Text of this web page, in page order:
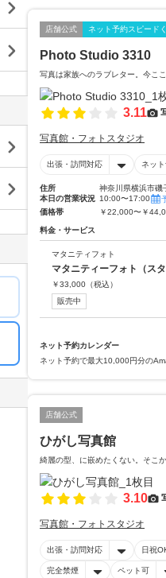
店舗公式 ネット予約スピード
Photo Studio 3310
写真は家族へのラブレター。今こ
3.11
写真館・フォトスタジオ
出張・訪問対応 ネッ
住所
神奈川県横浜市磯
本日の営業状況 10:00〜17:00
価格帯
￥22,000〜￥
料金・サービス
マタニティフォト
マタニティーフォト（スタ
￥33,000 （税込）
販売中
ネット予約カレンダー
ネット予約で最大10,000円分の
店舗公式
ひがし写真館
綺麗の型、に嵌めたくない。そこ
3.10
写真館・フォトスタジオ
出張・訪問対応 日祝
完全禁煙 ペット可